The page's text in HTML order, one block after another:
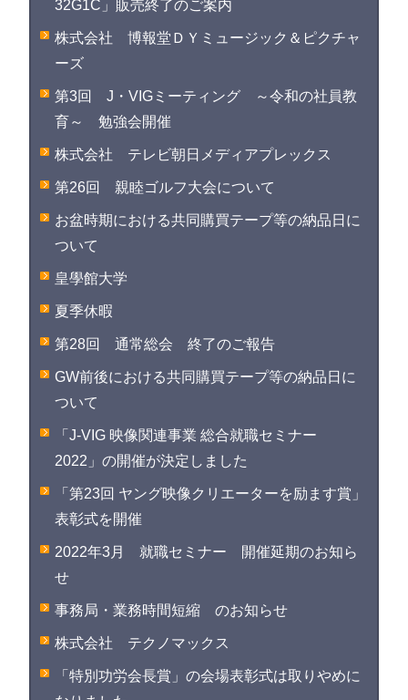
32G1C」販売終了のご案内
株式会社 博報堂ＤＹミュージック＆ピクチャ
ーズ
第3回 J・VIGミーティング ～令和の社員教
育～ 勉強会開催
株式会社 テレビ朝日メディアプレックス
第26回 親睦ゴルフ大会について
お盆時期における共同購買テープ等の納品日に
ついて
皇學館大学
夏季休暇
第28回 通常総会 終了のご報告
GW前後における共同購買テープ等の納品日に
ついて
「J-VIG 映像関連事業 総合就職セミナー
2022」の開催が決定しました
「第23回 ヤング映像クリエーターを励ます賞」
表彰式を開催
2022年3月 就職セミナー 開催延期のお知ら
せ
事務局・業務時間短縮 のお知らせ
株式会社 テクノマックス
「特別功労会長賞」の会場表彰式は取りやめに